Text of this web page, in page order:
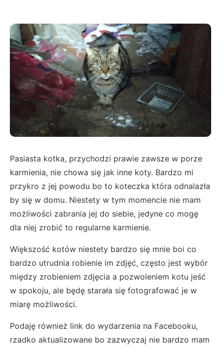
Pasiasta kotka, przychodzi prawie zawsze w porze
karmienia, nie chowa się jak inne koty. Bardzo mi
przykro z jej powodu bo to koteczka która odnalazła
by się w domu. Niestety w tym momencie nie mam
możliwości zabrania jej do siebie, jedyne co mogę
dla niej zrobić to regularne karmienie.
Większość kotów niestety bardzo się mnie boi co
bardzo utrudnia robienie im zdjęć, często jest wybór
między zrobieniem zdjęcia a pozwoleniem kotu jeść
w spokoju, ale będę starała się fotografować je w
miarę możliwości.
Podaję również link do wydarzenia na Facebooku,
rzadko aktualizowane bo zazwyczaj nie bardzo mam